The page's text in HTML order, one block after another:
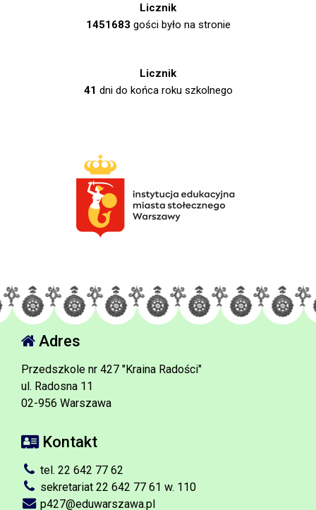
Licznik
1451683 gości było na stronie
Licznik
41 dni do końca roku szkolnego
Adres
Przedszkole nr 427 "Kraina Radości"
ul. Radosna 11
02-956 Warszawa
Kontakt
tel. 22 642 77 62
sekretariat 22 642 77 61 w. 110
p427@eduwarszawa.pl